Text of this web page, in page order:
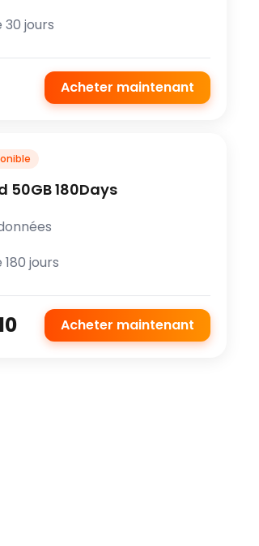
30 jours
Acheter maintenant
50GB 180Days
jours
Acheter maintenant